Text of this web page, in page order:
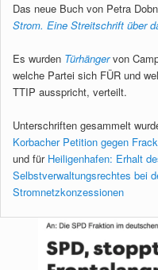
Das neue Buch von Petra
Strom. Eine Streitschrift über
Es wurden Türhängervon
welche Partei sich FÜR und
TTIP ausspricht, verteilt.
Unterschriften gesammelt
Korbacher Petition gegen
und für Heiligenhafen: Erhalt
Selbstverwaltungsrechtes bei
Stromnetzkonzessionen